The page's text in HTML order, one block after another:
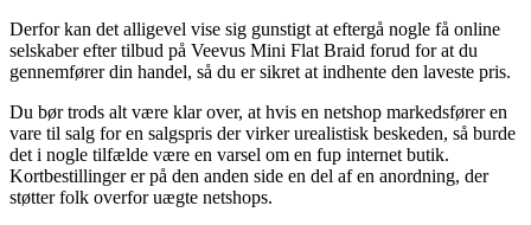
Derfor kan det alligevel vise sig gunstigt at eftergå nogle få online
selskaber efter tilbud på Veevus Mini Flat Braid forud for at du
gennemfører din handel, så du er sikret at indhente den laveste pris.
Du bør trods alt være klar over, at hvis en netshop markedsfører en
vare til salg for en salgspris der virker urealistisk beskeden, så burde
det i nogle tilfælde være en varsel om en fup internet butik.
Kortbestillinger er på den anden side en del af en anordning, der
støtter folk overfor uægte netshops.